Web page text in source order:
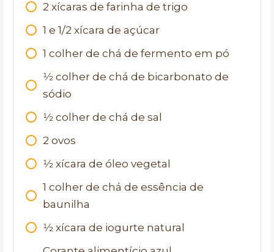
2 xícaras de farinha de trigo
1 e 1/2 xícara de açúcar
1 colher de chá de fermento em pó
1⁄2 colher de chá de bicarbonato de
sódio
1⁄2 colher de chá de sal
2 ovos
1⁄2 xícara de óleo vegetal
1 colher de chá de essência de
baunilha
1⁄2 xícara de iogurte natural